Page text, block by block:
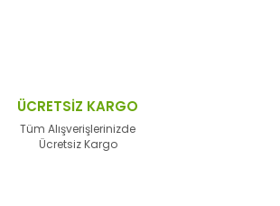
ÜCRETSİZ KARGO
Tüm Alışverişlerinizde
Ücretsiz Kargo